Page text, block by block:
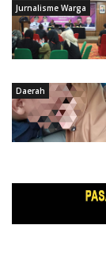
Jurnalisme Warga
Daerah